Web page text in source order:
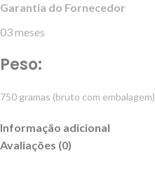
Garantia do Fornecedor
03 meses
Peso:
750 gramas (bruto com embalagem)
Informação adicional
Avaliações (0)